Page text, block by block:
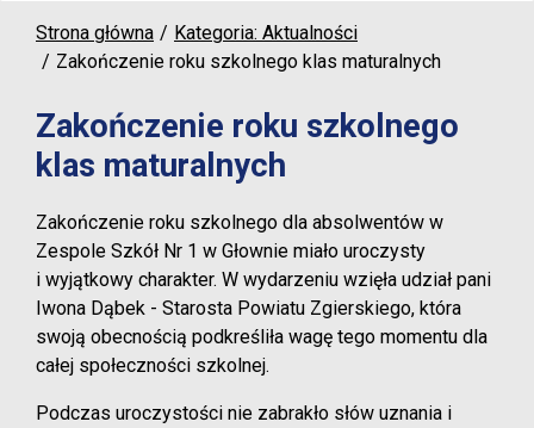
Strona główna
Kategoria: Aktualności
Zakończenie roku szkolnego klas maturalnych
Zakończenie roku szkolnego
klas maturalnych
Zakończenie roku szkolnego dla absolwentów w
Zespole Szkół Nr 1 w Głownie miało uroczysty
i wyjątkowy charakter. W wydarzeniu wzięła udział pani
Iwona Dąbek - Starosta Powiatu Zgierskiego, która
swoją obecnością podkreśliła wagę tego momentu dla
całej społeczności szkolnej.
Podczas uroczystości nie zabrakło słów uznania i